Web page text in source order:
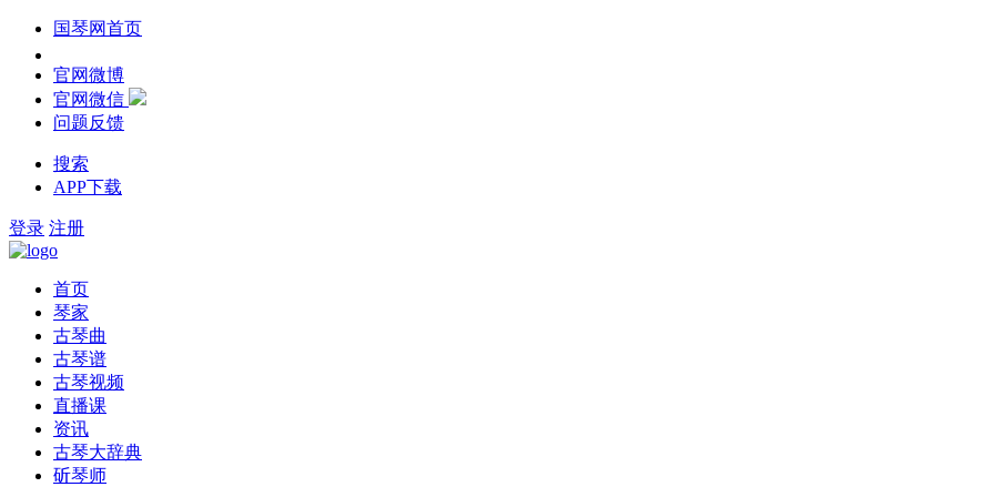
国琴网首页
官网微博
官网微信
问题反馈
搜索
APP下载
登录 注册
首页
琴家
古琴曲
古琴谱
古琴视频
直播课
资讯
古琴大辞典
斫琴师